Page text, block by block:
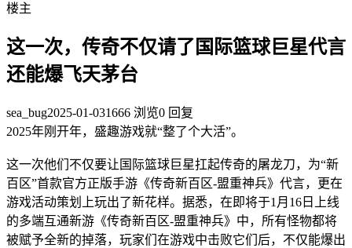
楼主
这一次，传奇不仅请了国际篮球巨星代言
还能爆飞天茅台
sea_bug2025-01-031666 浏览0 回复
2025年刚开年，盛趣游戏就“整了个大活”。
这一次他们不仅要让国际篮球巨星扛起传奇的屠龙刀，为“新
百区”首款官方正版手游《传奇新百区-盟重神兵》代言，更在
游戏活动策划上玩出了新花样。据悉，在即将于1月16日上线
的多端互通新游《传奇新百区-盟重神兵》中，所有怪物都将
被赋予全新的掉落，玩家们在游戏中击败它们后，不仅能爆出